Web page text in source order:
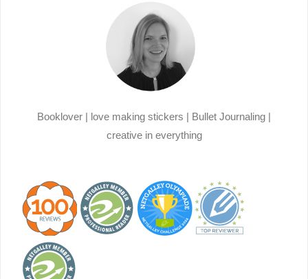
Booklover | love making stickers | Bullet Journaling |
creative in everything